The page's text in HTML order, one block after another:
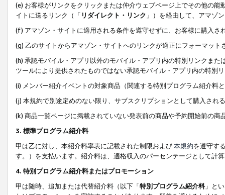
(e) お客様がリンクをクリックまたは仲介ウェブページ上でその他の
イトに送るリンク（「 リダイレクト・リンク 」）を経由して、アマゾ
(f) アマゾン・サイトに適用される条件を遵守せずに、お客様に購入さ
(g) 乙のサイトからアマゾン・サイトへのリンクが適正にフォーマッ
(h) 承認モバイル・アプリ以外のモバイル・アプリ内の特別リンクま
ツールにより提供されたものではない承認モバイル・アプリ内の特別
(i) メンバー紹介イベントの対象商品（関連する特別プログラム紹介料
(j) 本規約で別途定めのない限り、サブスクリプションとして購入され
(k) 商品一覧ページに掲載されていない発表前の商品や予約開始前の商
3. 標準プログラム紹介料
甲は乙に対し、本紹介料率表に記載された制限および本規約を遵守す
す。）を支払います。紹介料は、適格収入のパーセンテージとして計
4. 特別プログラム紹介料またはプロモーション
甲は随時、追加または代替紹介料（以下「特別プログラム紹介料」と